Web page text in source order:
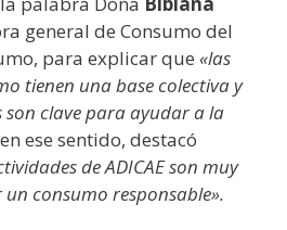
general de Consumo del
para explicar que «las
tienen una base colectiva y
clave para ayudar a la
ese sentido, destacó
de ADICAE son muy
consumo responsable».